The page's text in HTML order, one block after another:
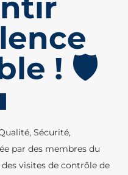
! 🛡️
Sécurité,
par des membres du
visites de contrôle de